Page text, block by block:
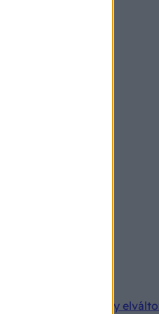
Van azonban egy